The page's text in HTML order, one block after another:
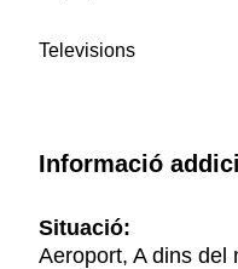
Televisions
Informació
Situació:
Aeroport, A dins del